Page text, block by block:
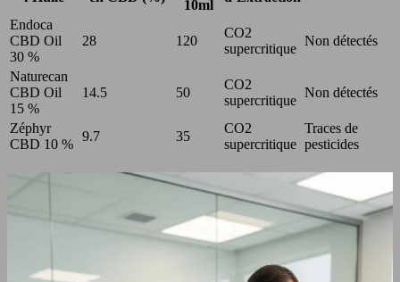
10ml
Endoca
CBD Oil
30 %
28 120
CO2
supercritique
Non détectés
Naturecan
CBD Oil
15 %
14.5 50
CO2
supercritique
Non détectés
Zéphyr
CBD 10 %
9.7 35
CO2
supercritique
Traces de
pesticides